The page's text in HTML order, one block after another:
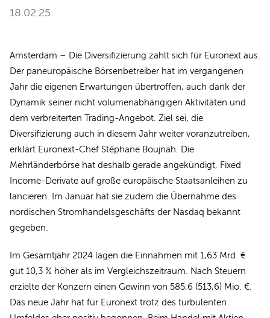
18.02.25
Amsterdam – Die Diversifizierung zahlt sich für Euronext aus.
Der paneuropäische Börsenbetreiber hat im vergangenen
Jahr die eigenen Erwartungen übertroffen, auch dank der
Dynamik seiner nicht volumenabhängigen Aktivitäten und
dem verbreiterten Trading-Angebot. Ziel sei, die
Diversifizierung auch in diesem Jahr weiter voranzutreiben,
erklärt Euronext-Chef Stéphane Boujnah. Die
Mehrländerbörse hat deshalb gerade angekündigt, Fixed
Income-Derivate auf große europäische Staatsanleihen zu
lancieren. Im Januar hat sie zudem die Übernahme des
nordischen Stromhandelsgeschäfts der Nasdaq bekannt
gegeben.
Im Gesamtjahr 2024 lagen die Einnahmen mit 1,63 Mrd. €
gut 10,3 % höher als im Vergleichszeitraum. Nach Steuern
erzielte der Konzern einen Gewinn von 585,6 (513,6) Mio. €.
Das neue Jahr hat für Euronext trotz des turbulenten